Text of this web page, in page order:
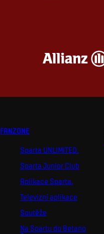
FANZONE
Sparta UNLIMITED.
Sparta Junior Club
Aplikace Sparta.
Televizní aplikace
Soutěže
Na Spartu do Betano